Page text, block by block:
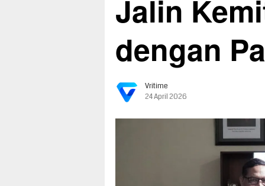
Jalin
dengan
Vritime
24 April 2026